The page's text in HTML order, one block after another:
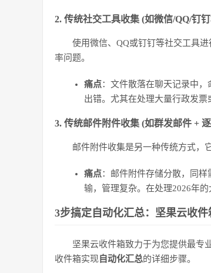
2. 传统社交工具收集 (如微信/QQ/钉
使用微信、QQ或钉钉等社交工具
率问题。
痛点：文件散落在聊天记录中
出错。尤其在处理大量行政发票
3. 传统邮件附件收集 (如群发邮件 +
邮件附件收集是另一种传统方式，
痛点：邮件附件存储分散，同
输，管理复杂。在处理2026年
3步搞定自动化汇总：坚果云收
坚果云收件箱致力于为您提供最专
收件箱实现 自动化汇总的详细步骤。